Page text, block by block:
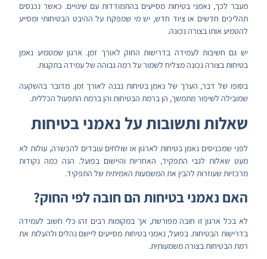
מעבר לכך, נאמני בטיחות מסייעים בהתמודדות עם שינויים. כאשר נכנסים
תהליכים חדשים או ציוד חדש, יש מי שמפקח על ההיבט הבטיחותי ומסייע
להטמיע אותו בצורה נכונה.
יש גם חשיבות לעמידה בדרישות החוק לאורך זמן. ארגון שמטמיע נאמן
בטיחות בצורה נכונה מצליח לשמור על רמה גבוהה של עמידה בתקנות.
בסופו של דבר, הערך של נאמן בטיחות נבנה לאורך זמן. מדובר בהשקעה
שמובילה לשיפור מתמשך, הן ברמת הבטיחות והן ברמת התפעול הכללית.
שאלות ותשובות על נאמני בטיחות
לפני שמכניסים נאמן בטיחות לארגון או שולחים עובדים להכשרה, עולות לא
מעט שאלות לגבי התפקיד, האחריות והיישום בפועל. הנה כמה נקודות
מרכזיות שעוזרות להבין את המשמעות האמיתית של התפקיד.
האם נאמני בטיחות הם חובה לפי החוק?
לא בכל ארגון זו חובה מפורשת, אך במקומות רבים זהו כלי חשוב לעמידה
בדרישות הבטיחות. בפועל, נאמני בטיחות מסייעים ליישם נהלים ולהעלות את
רמת הבטיחות בצורה משמעותית.